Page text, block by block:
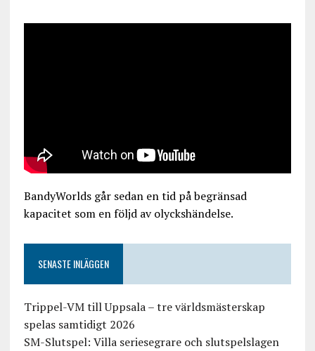
BandyWorlds går sedan en tid på begränsad
kapacitet som en följd av olyckshändelse.
SENASTE INLÄGGEN
Trippel-VM till Uppsala – tre världsmästerskap
spelas samtidigt 2026
SM-Slutspel: Villa seriesegrare och slutspelslagen